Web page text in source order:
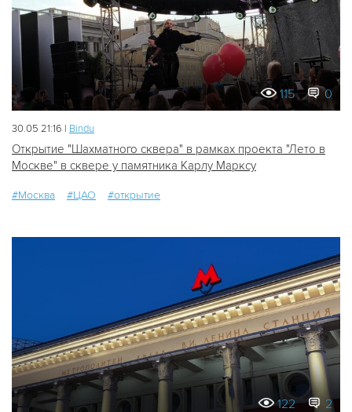
115 0
30.05 21:16 | Bindu
Открытие "Шахматного сквера" в рамках проекта "Лето в
Москве" в сквере у памятника Карлу Марксу
#Москва #ЦАО #открытие
122 2